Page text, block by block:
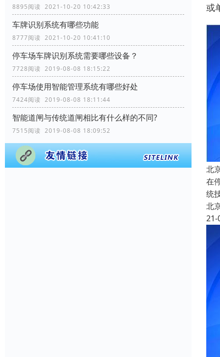
8895阅读 2021-10-20 10:42:33
车牌识别系统有哪些功能
8777阅读 2021-10-20 10:41:10
停车场车牌识别系统需要哪些设备？
7728阅读 2019-08-08 18:15:22
停车场使用智能管理系统有哪些好处
7424阅读 2019-08-08 18:11:44
智能道闸与传统道闸相比有什么样的不同?
7515阅读 2019-08-08 18:09:52
或
北
在
统
北
21-